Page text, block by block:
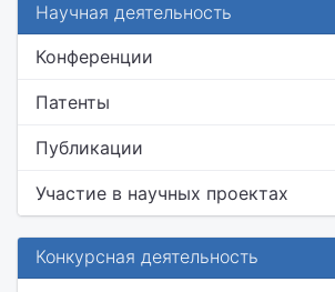
Научная деятельность
Конференции
Патенты
Публикации
Участие в научных проектах
Конкурсная деятельность